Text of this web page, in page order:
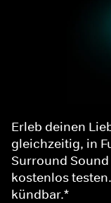
Erleb deinen
gleichzeitig, in
Surround Sound
kostenlos
kündbar.*